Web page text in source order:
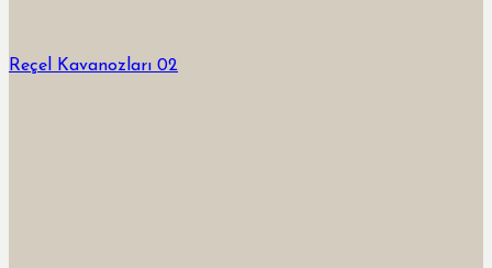
Reçel Kavanozları 02